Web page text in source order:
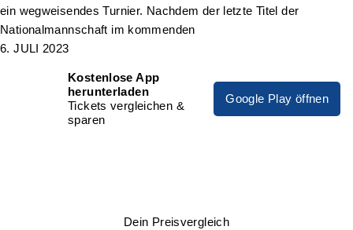
ein wegweisendes Turnier. Nachdem der letzte Titel der
Nationalmannschaft im kommenden
6. JULI 2023
Kostenlose App
herunterladen
Tickets vergleichen &
sparen
Google Play öffnen
Dein Preisvergleich